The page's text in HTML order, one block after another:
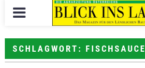
SCHLAGWORT: FISCHSAUCE